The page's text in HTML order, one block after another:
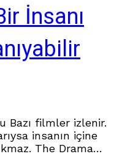
İnsanı
Bazı filmler izlenir.
insanın içine
The Drama